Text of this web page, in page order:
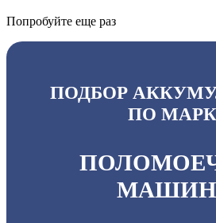
Попробуйте еще раз
ПОДБОР
ПО